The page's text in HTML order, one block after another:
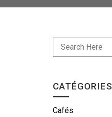
CATÉGORIES
Cafés